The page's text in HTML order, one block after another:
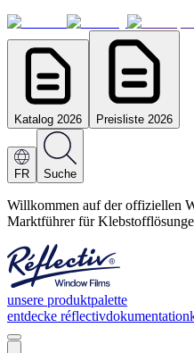
Katalog 2026 Preisliste 2026
FR Suche
Willkommen auf der offiziellen
Marktführer für
unsere produktpalette
entdecke réflectivdokumentation